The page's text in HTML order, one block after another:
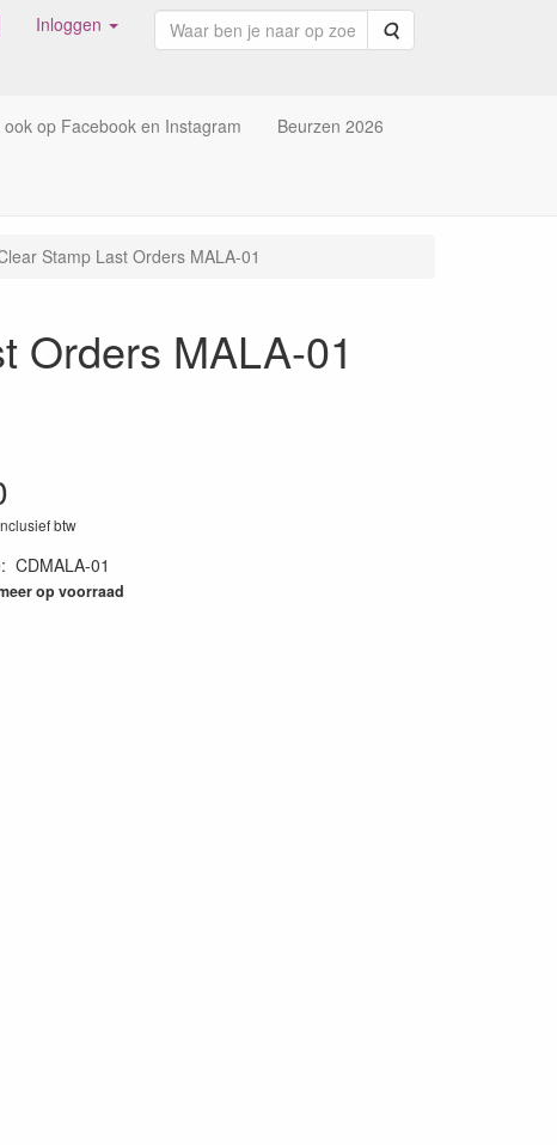
Inloggen Zoeken
ook op Facebook en Instagram Beurzen 2026
Stamp Last Orders MALA-01
Orders MALA-01
btw
: CDMALA-01
op voorraad